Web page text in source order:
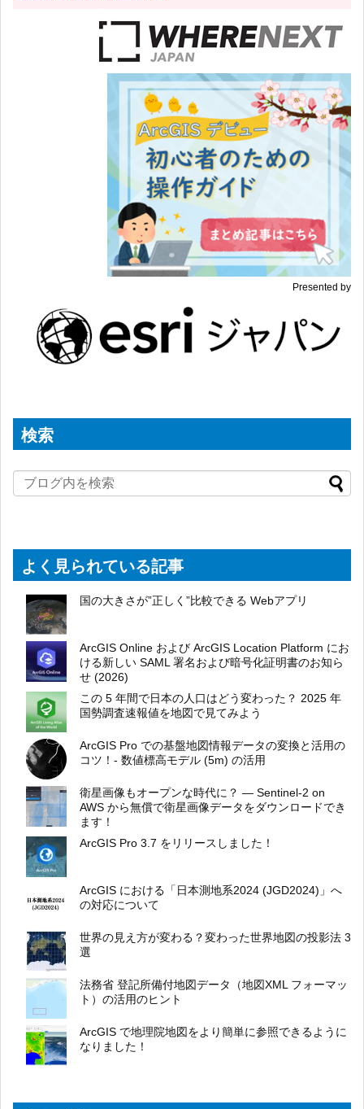
Presented by
検索
よく見られている記事
国の大きさが”正しく”比較できる Webアプリ
ArcGIS Online および ArcGIS Location Platform にお
ける新しい SAML 署名および暗号化証明書のお知ら
せ (2026)
この 5 年間で日本の人口はどう変わった？ 2025 年
国勢調査速報値を地図で見てみよう
ArcGIS Pro での基盤地図情報データの変換と活用の
コツ！- 数値標高モデル (5m) の活用
衛星画像もオープンな時代に？ ― Sentinel-2 on
AWS から無償で衛星画像データをダウンロードでき
ます！
ArcGIS Pro 3.7 をリリースしました！
ArcGIS における「日本測地系2024 (JGD2024)」へ
の対応について
世界の見え方が変わる？変わった世界地図の投影法 3
選
法務省 登記所備付地図データ（地図XML フォーマッ
ト）の活用のヒント
ArcGIS で地理院地図をより簡単に参照できるように
なりました！